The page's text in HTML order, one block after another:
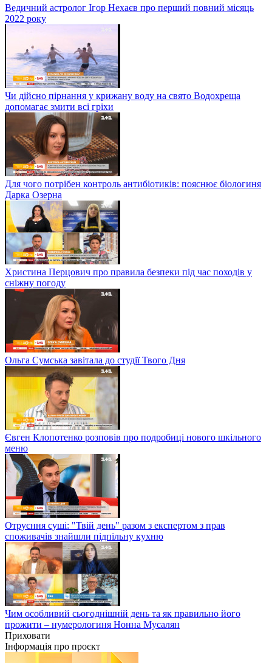
Ведичний астролог Ігор Нехаєв про перший повний місяць
2022 року
Чи дійсно пірнання у крижану воду на свято Водохреща
допомагає змити всі гріхи
Для чого потрібен контроль антибіотиків: пояснює біологиня
Дарка Озерна
Христина Перцович про правила безпеки під час походів у
сніжну погоду
Ольга Сумська завітала до студії Твого Дня
Євген Клопотенко розповів про подробиці нового шкільного
меню
Отруєння суші: "Твій день" разом з експертом з прав
споживачів знайшли підпільну кухню
Чим особливий сьогоднішній день та як правильно його
прожити – нумерологиня Нонна Мусалян
Приховати
Інформація про проєкт